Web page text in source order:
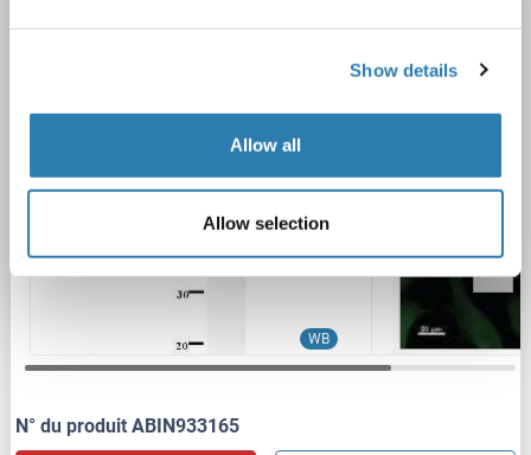
Show details
Allow all
Allow selection
WB
N° du produit ABIN933165